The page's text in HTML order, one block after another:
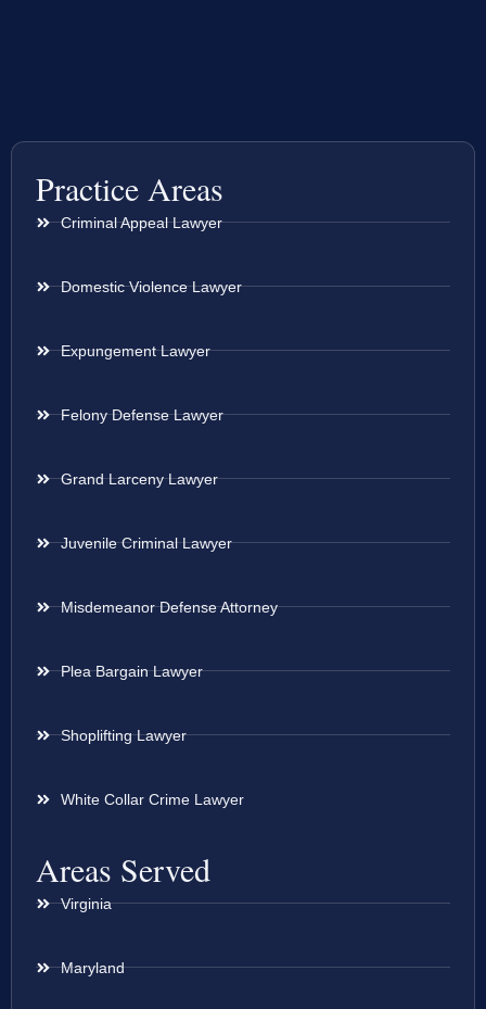
Practice Areas
Criminal Appeal Lawyer
Domestic Violence Lawyer
Expungement Lawyer
Felony Defense Lawyer
Grand Larceny Lawyer
Juvenile Criminal Lawyer
Misdemeanor Defense Attorney
Plea Bargain Lawyer
Shoplifting Lawyer
White Collar Crime Lawyer
Areas Served
Virginia
Maryland